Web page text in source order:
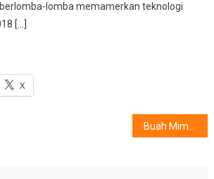
lomba memamerkan teknologi
[…]
X
Buah Mimpi Atlet Disabilitas